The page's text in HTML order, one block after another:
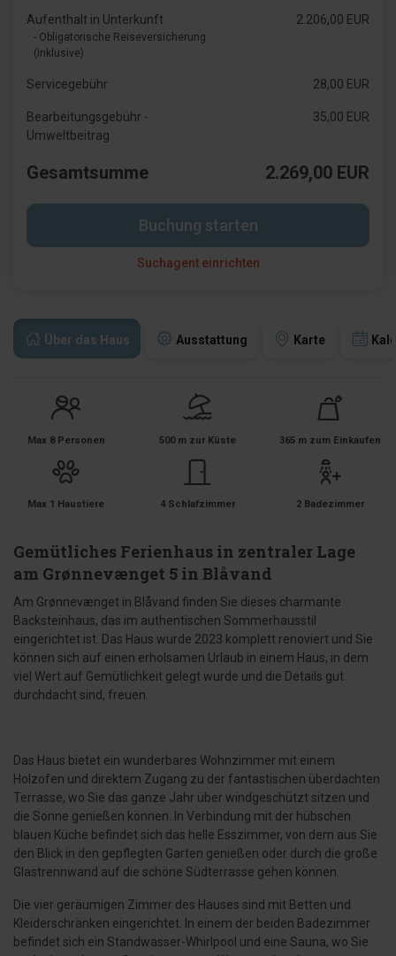
Über das Haus Ausstattung Karte
Max 8 Personen 500 m zur Küste 365 m zum Einkaufen
Max 1 Haustiere 4 Schlafzimmer 2 Badezimmer
Gemütliches Ferienhaus in zentraler Lage
am Grønnevænget 5 in Blåvand
Am Grønnevænget in Blåvand finden Sie dieses charmante
Backsteinhaus, das im authentischen Sommerhausstil
eingerichtet ist. Das Haus wurde 2023 komplett renoviert und Sie
können sich auf einen erholsamen Urlaub in einem Haus, in dem
viel Wert auf Gemütlichkeit gelegt wurde und die Details gut
durchdacht sind, freuen.
Das Haus bietet ein wunderbares Wohnzimmer mit einem
Holzofen und direktem Zugang zu der fantastischen überdachten
Terrasse, wo Sie das ganze Jahr über windgeschützt sitzen und
die Sonne genießen können. In Verbindung mit der hübschen
blauen Küche befindet sich das helle Esszimmer, von dem aus Sie
den Blick in den gepflegten Garten genießen oder durch die große
Glastrennwand auf die schöne Südterrasse gehen können.
Die vier geräumigen Zimmer des Hauses sind mit Betten und
Kleiderschränken eingerichtet. In einem der beiden Badezimmer
befindet sich ein Standwasser-Whirlpool und eine Sauna, wo Sie
Aufenthalt in Unterkunft
- Obligatorische Reiseversicherung
(Inklusive)
2.206,00 EUR
Servicegebühr 28,00 EUR
Bearbeitungsgebühr -
Umweltbeitrag
35,00 EUR
Gesamtsumme 2.269,00 EUR
Buchung starten
Suchagent einrichten